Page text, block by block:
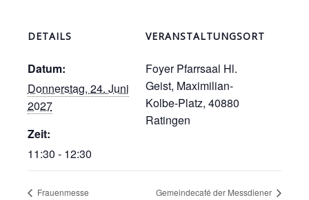
DETAILS
Datum:
Donnerstag, 24. Juni
2027
Zeit:
11:30 - 12:30
VERANSTALTUNGSORT
Foyer Pfarrsaal Hl.
Geist, Maximilian-
Kolbe-Platz, 40880
Ratingen
Frauenmesse Gemeindecafé der Messdiener